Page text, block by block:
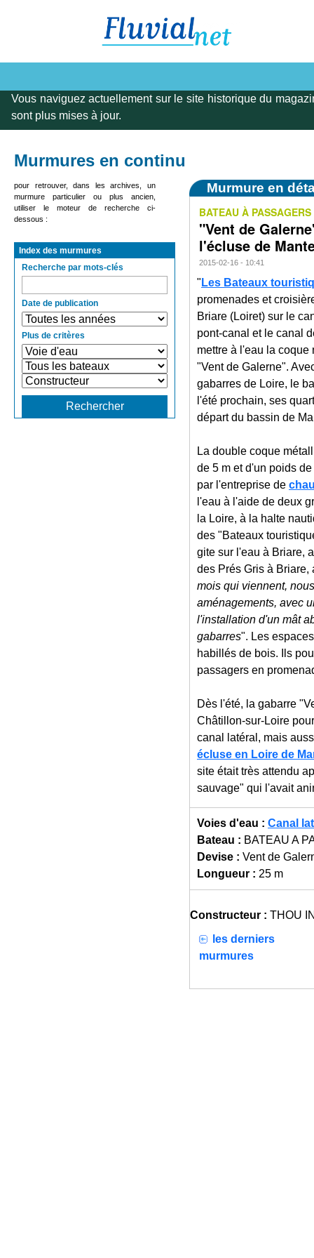
Vous naviguez actuellement sur le site historique du
sont plus mises à jour.
Murmures en continu
pour retrouver, dans les archives, un
murmure particulier ou plus ancien,
utiliser le moteur de recherche ci-
dessous :
Index des murmures
Recherche par mots-clés
Date de publication
Plus de critères
Murmure en
BATEAU À PASSAGERS
"Vent de
l'écluse de
2015-02-16 - 10:41
" Les Bateaux
promenades et
Briare (Loiret) sur le
pont-canal et le canal
mettre à l'eau la
"Vent de Galerne".
gabarres de Loire, le
l'été prochain, ses
départ du bassin de
La double coque
de 5 m et d'un poids
par l'entreprise de
l'eau à l'aide de deux
la Loire, à la halte
des "Bateaux
gite sur l'eau à Briare,
des Prés Gris à
mois qui viennent,
aménagements, avec
l'installation d'un mât
gabarres". Les
habillés de bois. Ils
passagers en
Dès l'été, la gabarre
Châtillon-sur-Loire
canal latéral, mais
écluse en Loire de
site était très attendu
sauvage" qui l'avait
Voies d'eau : Canal
Bateau : BATEAU A
Devise : Vent de
Longueur : 25 m
Constructeur : THOU
les derniers
murmures